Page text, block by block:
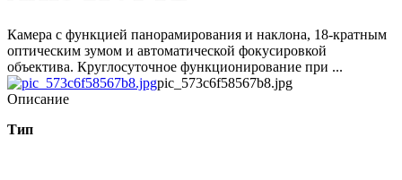
Камера с функцией панорамирования и наклона, 18-кратным
оптическим зумом и автоматической фокусировкой
объектива. Круглосуточное функционирование при ...
pic_573c6f58567b8.jpg
Описание
Тип